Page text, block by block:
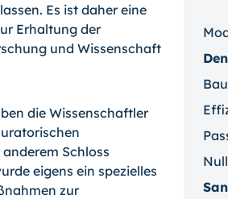
Es ist daher eine
Erhaltung der
und Wissenschaft
die Wissenschaftler
Schloss
eigens ein spezielles
zur